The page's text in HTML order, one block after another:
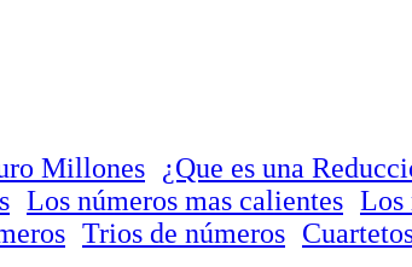
Millones ¿Que es una
Los números mas calientes Los
Trios de números